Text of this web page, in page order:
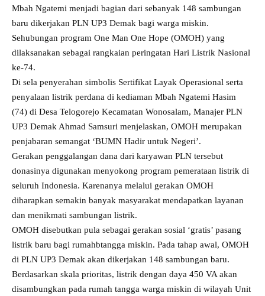
Mbah Ngatemi menjadi bagian dari sebanyak 148 sambungan
baru dikerjakan PLN UP3 Demak bagi warga miskin.
Sehubungan program One Man One Hope (OMOH) yang
dilaksanakan sebagai rangkaian peringatan Hari Listrik Nasional
ke-74.
Di sela penyerahan simbolis Sertifikat Layak Operasional serta
penyalaan listrik perdana di kediaman Mbah Ngatemi Hasim
(74) di Desa Telogorejo Kecamatan Wonosalam, Manajer PLN
UP3 Demak Ahmad Samsuri menjelaskan, OMOH merupakan
penjabaran semangat ‘BUMN Hadir untuk Negeri’.
Gerakan penggalangan dana dari karyawan PLN tersebut
donasinya digunakan menyokong program pemerataan listrik di
seluruh Indonesia. Karenanya melalui gerakan OMOH
diharapkan semakin banyak masyarakat mendapatkan layanan
dan menikmati sambungan listrik.
OMOH disebutkan pula sebagai gerakan sosial ‘gratis’ pasang
listrik baru bagi rumahbtangga miskin. Pada tahap awal, OMOH
di PLN UP3 Demak akan dikerjakan 148 sambungan baru.
Berdasarkan skala prioritas, listrik dengan daya 450 VA akan
disambungkan pada rumah tangga warga miskin di wilayah Unit